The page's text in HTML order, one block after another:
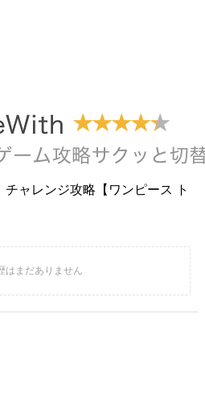
チャレンジ攻略【ワンピース ト